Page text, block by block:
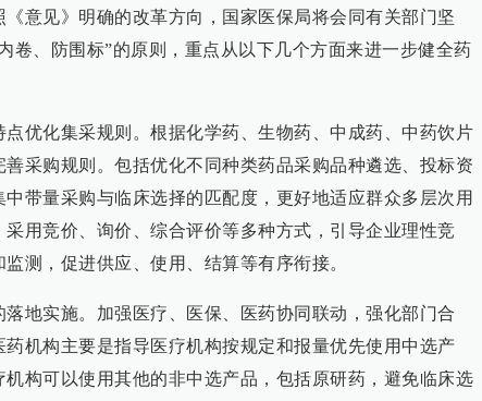
意见》明确的改革方向，国家医保局将会同有关部门坚
卷、防围标”的原则，重点从以下几个方面来进一步健全药
优化集采规则。根据化学药、生物药、中成药、中药饮片
采购规则。包括优化不同种类药品采购品种遴选、投标资
带量采购与临床选择的匹配度，更好地适应群众多层次用
用竞价、询价、综合评价等多种方式，引导企业理性竞
测，促进供应、使用、结算等有序衔接。
落地实施。加强医疗、医保、医药协同联动，强化部门合
机构主要是指导医疗机构按规定和报量优先使用中选产
构可以使用其他的非中选产品，包括原研药，避免临床选